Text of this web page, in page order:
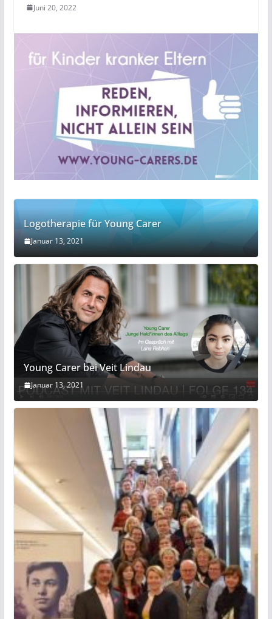
Juni 20, 2022
Logotherapie für Young Carer
Januar 13, 2021
Young Carer bei Veit Lindau
Januar 13, 2021